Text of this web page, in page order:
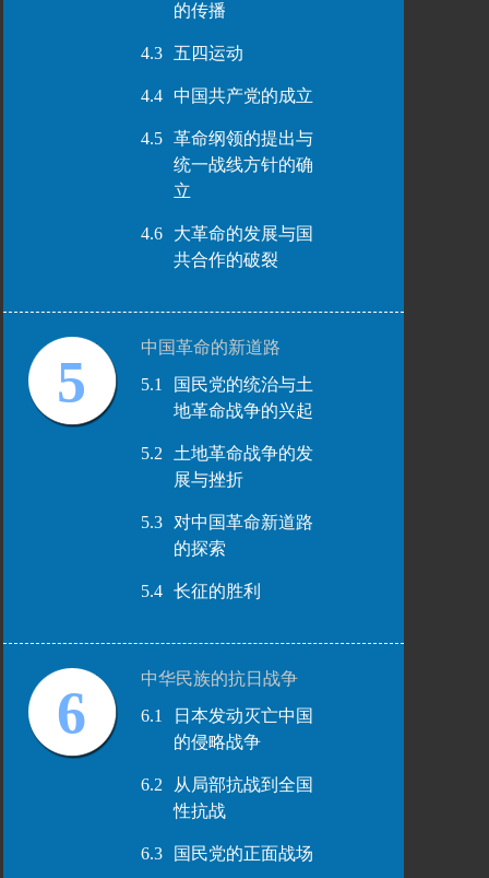
的传播
4.3 五四运动
4.4 中国共产党的成立
4.5
革命纲领的提出与
统一战线方针的确
立
4.6
大革命的发展与国
共合作的破裂
5
中国革命的新道路
5.1
国民党的统治与土
地革命战争的兴起
5.2
土地革命战争的发
展与挫折
5.3
对中国革命新道路
的探索
5.4 长征的胜利
6
中华民族的抗日战争
6.1
日本发动灭亡中国
的侵略战争
6.2
从局部抗战到全国
性抗战
6.3 国民党的正面战场